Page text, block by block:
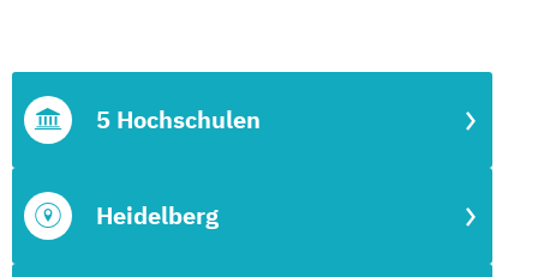
Heidelberg
5 Hochschulen